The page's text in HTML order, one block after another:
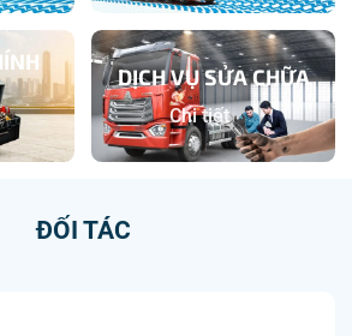
DỊCH VỤ SỬA CHỮA
Chi tiết
ĐỐI TÁC